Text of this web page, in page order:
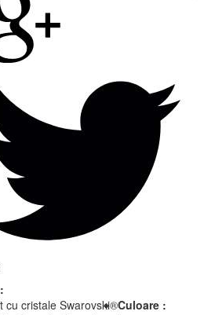
cu cristale Swarovski®Culoare :